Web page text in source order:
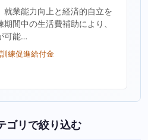
就業能力向上と経済的自立を
間中の生活費補助により、
可能…
練促進給付金
ゴリで絞り込む